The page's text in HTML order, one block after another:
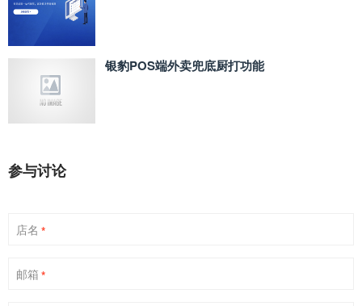
银豹POS端外卖兜底厨打功能
参与讨论
店名 *
邮箱 *